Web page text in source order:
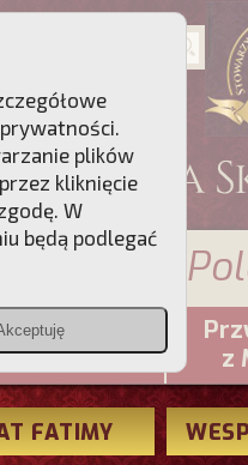
PCh24.pl
z
FATIMY
.
plików
kliknięcie
W
będą podlegać